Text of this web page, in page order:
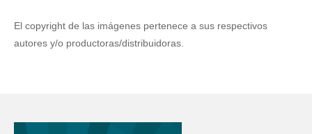
El copyright de las imágenes pertenece a sus respectivos
autores y/o productoras/distribuidoras.